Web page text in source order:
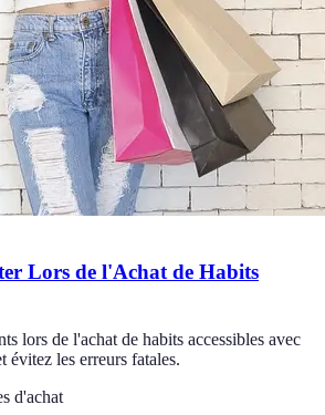
Lors de l'Achat de Habits
lors de l'achat de habits accessibles avec
évitez les erreurs fatales.
d'achat